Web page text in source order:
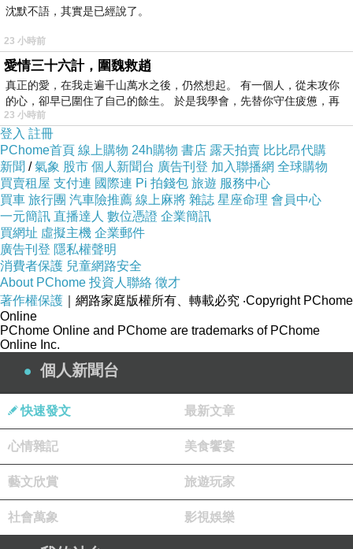
■ 持 久度：星光閃靚系列指甲油具有抗磨損功
能，無論洗手、洗髮、洗澡等正常環境下，可維
持七天以上，適合工作環境惡劣者使用。
?
商品訊息簡述
⊕●指彩進化提升全效合一
⊕●有如鏡子般的亮面、多元亮片特調、閃耀光、
無刷痕
●掉漆指彩—
沈默不語，其實是已經說了。
23 小時前
愛情三十六計，圍魏救趙
真正的愛，在我走遍千山萬水之後，仍然想起。 有一個人，從未攻你
的心，卻早已圍住了自己的餘生。 於是我學會，先替你守住疲憊，再
23 小時前
登入 註冊
PChome首頁 線上購物 24h購物 書店 露天拍賣 比比昂代購
新聞 /氣象 股市 個人新聞台 廣告刊登 加入聯播網 全球購物
買賣租屋 支付連 國際連 Pi 拍錢包 旅遊 服務中心
買車 旅行團 汽車險推薦 線上麻將 雜誌 星座命理 會員中心
一元簡訊 直播達人 數位憑證 企業簡訊
買網址 虛擬主機 企業郵件
廣告刊登 隱私權聲明
消費者保護 兒童網路安全
About PChome 投資人聯絡 徵才
著作權保護 ｜網路家庭版權所有、轉載必究 ‧Copyright PChome
Online
PChome Online and PChome are trademarks of PChome
Online Inc.
個人新聞台
快速發文 最新文章
心情雜記 美食饗宴
藝文欣賞 旅遊玩家
社會萬象 影視娛樂